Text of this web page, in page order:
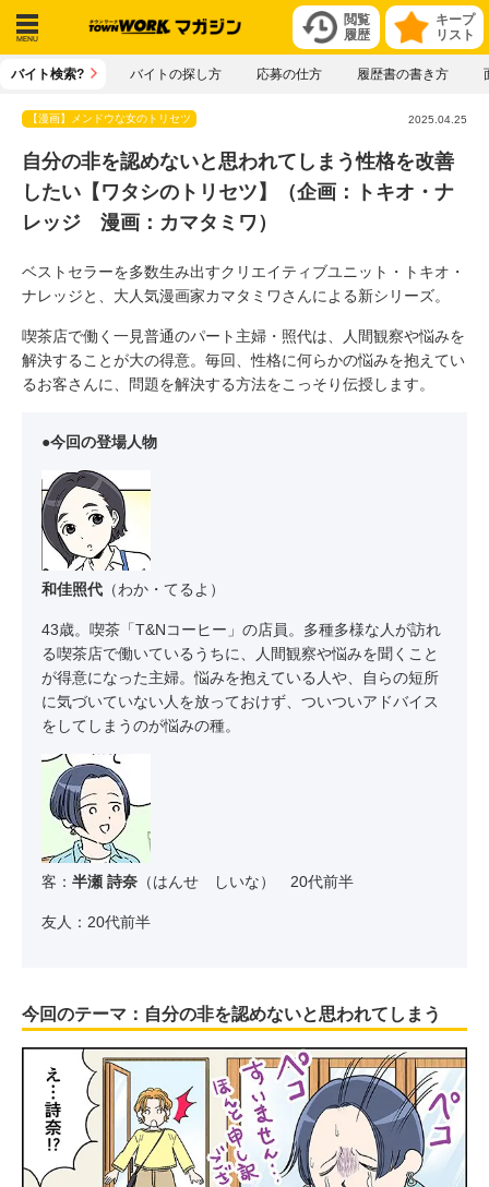
キープ
リスト
閲覧
履歴
メニ
バイト検索? バイトの探し方 応募の仕方 履歴書の書き方
【漫画】メンドウな女のトリセツ 2025.04.25
自分の非を認めないと思われてしまう性格を改善
したい【ワタシのトリセツ】（企画：トキオ・ナ
レッジ 漫画：カマタミワ）
ベストセラーを多数生み出すクリエイティブユニット・トキオ・
ナレッジと、大人気漫画家カマタミワさんによる新シリーズ。
喫茶店で働く一見普通のパート主婦・照代は、人間観察や悩みを
解決することが大の得意。毎回、性格に何らかの悩みを抱えてい
るお客さんに、問題を解決する方法をこっそり伝授します。
●今回の登場人物
和佳照代 （わか・てるよ）
43歳。喫茶「T&Nコーヒー」の店員。多種多様な人が訪れ
る喫茶店で働いているうちに、人間観察や悩みを聞くこと
が得意になった主婦。悩みを抱えている人や、自らの短所
に気づいていない人を放っておけず、ついついアドバイス
をしてしまうのが悩みの種。
客： 半瀬 詩奈 （はんせ しいな） 20代前半
友人：20代前半
今回のテーマ：自分の非を認めないと思われてしまう